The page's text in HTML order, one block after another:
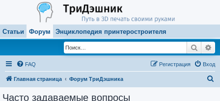
Статьи Форум Энциклопедия принтеростроителя
Поиск
FAQ Вход
Регистрация
Главная страница Форум ТриДэшника
Часто задаваемые вопросы